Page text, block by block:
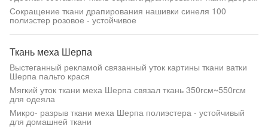
Сокращение ткани драпирования нашивки синеля 100
полиэстер розовое - устойчивое
Ткань меха Шерпа
Выстеганный рекламой связанный уток картины ткани ватки
Шерпа пальто крася
Мягкий уток ткани меха Шерпа связал ткань 350гсм~550гсм
для одеяла
Микро- разрыв ткани меха Шерпа полиэстера - устойчивый
для домашней ткани